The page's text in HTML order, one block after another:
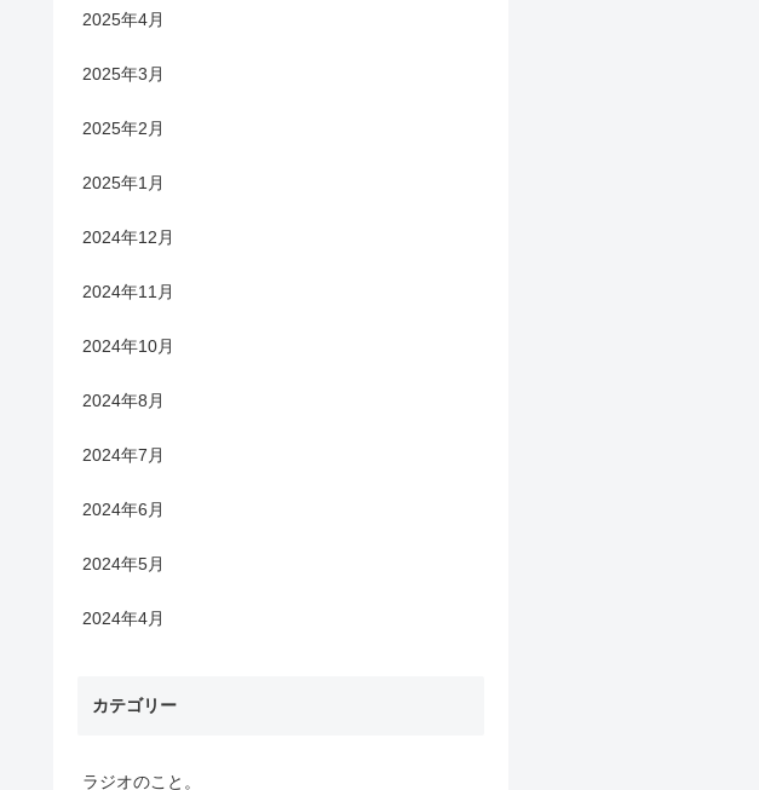
2025年4月
2025年3月
2025年2月
2025年1月
2024年12月
2024年11月
2024年10月
2024年8月
2024年7月
2024年6月
2024年5月
2024年4月
カテゴリー
ラジオのこと。